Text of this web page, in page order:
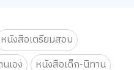
หนังสือเตรียมสอบ